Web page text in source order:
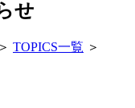
TOPICS一覧 ＞